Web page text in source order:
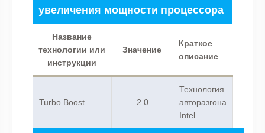
увеличения мощности процессора
Название
технологии или
инструкции
Значение
Краткое
описание
Turbo Boost 2.0
Технология
авторазгона
Intel.